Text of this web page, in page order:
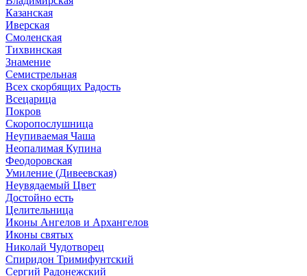
Казанская
Иверская
Смоленская
Тихвинская
Знамение
Семистрельная
Всех скорбящих Радость
Всецарица
Покров
Скоропослушница
Неупиваемая Чаша
Неопалимая Купина
Феодоровская
Умиление (Дивеевская)
Неувядаемый Цвет
Достойно есть
Целительница
Иконы Ангелов и Архангелов
Иконы святых
Николай Чудотворец
Спиридон Тримифунтский
Сергий Радонежский